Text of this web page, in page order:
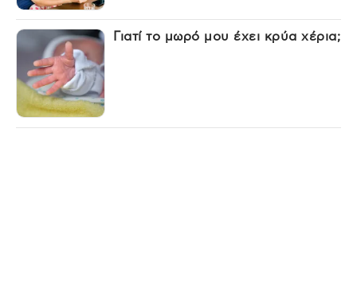
Γιατί το μωρό μου έχει κρύα χέρια;